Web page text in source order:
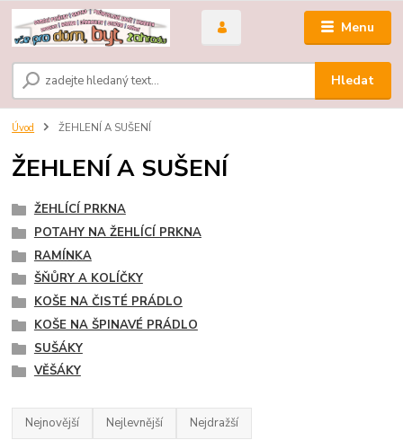
Menu
Hledat
Úvod ŽEHLENÍ A SUŠENÍ
ŽEHLENÍ A SUŠENÍ
ŽEHLÍCÍ PRKNA
POTAHY NA ŽEHLÍCÍ PRKNA
RAMÍNKA
ŠŇŮRY A KOLÍČKY
KOŠE NA ČISTÉ PRÁDLO
KOŠE NA ŠPINAVÉ PRÁDLO
SUŠÁKY
VĚŠÁKY
Nejnovější Nejlevnější Nejdražší